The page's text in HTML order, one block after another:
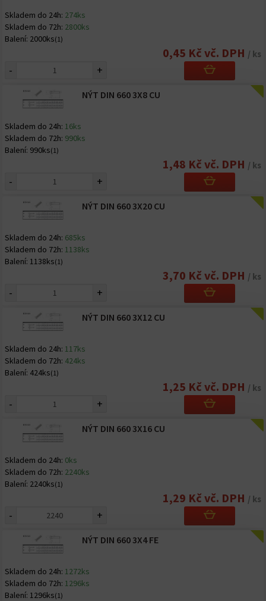
Skladem do 24h: 274ks
Skladem do 72h: 2800ks
Balení: 2000ks(1)
0,45 Kč vč. DPH / ks
- +
NÝT DIN 660 3X8 CU
Skladem do 24h: 16ks
Skladem do 72h: 990ks
Balení: 990ks(1)
1,48 Kč vč. DPH / ks
- +
NÝT DIN 660 3X20 CU
Skladem do 24h: 685ks
Skladem do 72h: 1138ks
Balení: 1138ks(1)
3,70 Kč vč. DPH / ks
- +
NÝT DIN 660 3X12 CU
Skladem do 24h: 117ks
Skladem do 72h: 424ks
Balení: 424ks(1)
1,25 Kč vč. DPH / ks
- +
NÝT DIN 660 3X16 CU
Skladem do 24h: 0ks
Skladem do 72h: 2240ks
Balení: 2240ks(1)
1,29 Kč vč. DPH / ks
- +
NÝT DIN 660 3X4 FE
Skladem do 24h: 1272ks
Skladem do 72h: 1296ks
Balení: 1296ks(1)